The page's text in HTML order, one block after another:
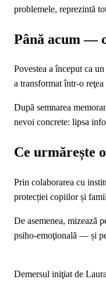
problemele, reprezintă
Până acum —
Povestea a început ca
a transformat într‑o
După semnarea
nevoi concrete: lipsa
Ce urmărește
Prin colaborarea cu
protecției copiilor și
De asemenea, mizează
psiho‑emoţională — și
Demersul iniţiat de